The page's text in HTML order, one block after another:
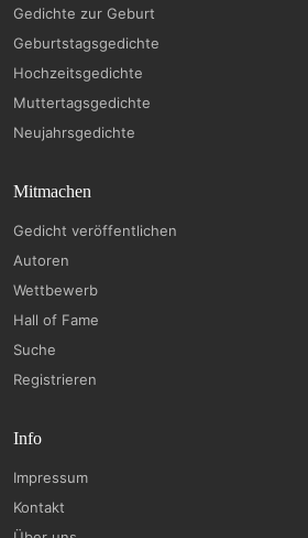
Gedichte zur Geburt
Geburtstagsgedichte
Hochzeitsgedichte
Muttertagsgedichte
Neujahrsgedichte
Mitmachen
Gedicht veröffentlichen
Autoren
Wettbewerb
Hall of Fame
Suche
Registrieren
Info
Impressum
Kontakt